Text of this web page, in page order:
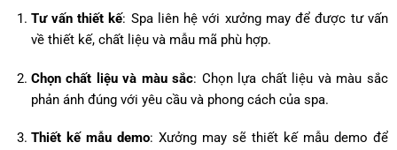
Tư vấn thiết kế: Spa liên hệ với xưởng may để được tư vấn
về thiết kế, chất liệu và mẫu mã phù hợp.
Chọn chất liệu và màu sắc: Chọn lựa chất liệu và màu sắc
phản ánh đúng với yêu cầu và phong cách của spa.
Thiết kế mẫu demo: Xưởng may sẽ thiết kế mẫu demo để